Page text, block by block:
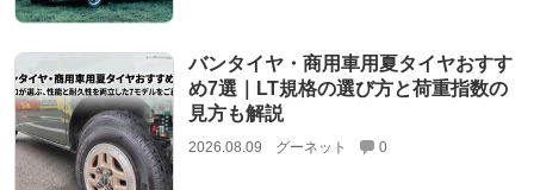
バンタイヤ・商用車用夏タイヤおすす
め7選｜LT規格の選び方と荷重指数の
見方も解説
2026.08.09 グーネット 0